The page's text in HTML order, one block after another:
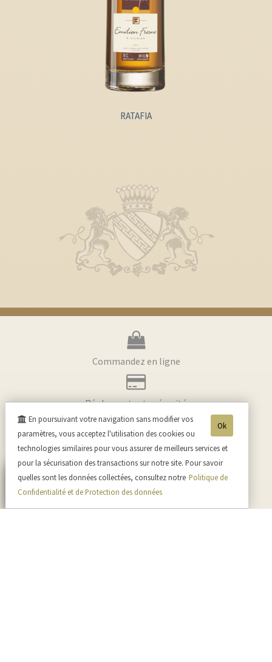
RATAFIA
Commandez en ligne
Réglez en toute sécurité
Réceptionnez
tranquillement chez vous
7j /7, 9h à 20h.
Ok
En poursuivant votre navigation sans modifier vos
paramètres, vous acceptez l'utilisation des cookies ou
technologies similaires pour vous assurer de meilleurs services et
pour la sécurisation des transactions sur notre site. Pour savoir
quelles sont les données collectées, consultez notre Politique de
Confidentialité et de Protection des données